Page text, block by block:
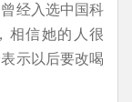
经入选中国科
相信她的人很
示以后要改喝